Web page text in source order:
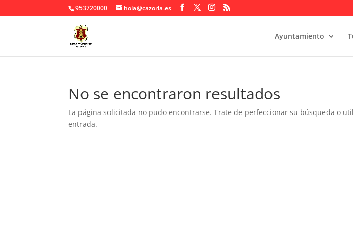
953720000 hola@cazorla.es
Ayuntamiento
No se encontraron resultados
La página solicitada no pudo encontrarse. Trate de perfeccionar su búsqueda o
entrada.